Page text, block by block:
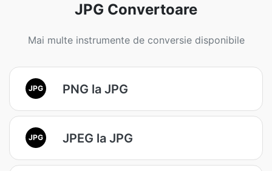
JPG Convertoare
Mai multe instrumente de conversie disponibile
JPG PNG la JPG
JPG JPEG la JPG